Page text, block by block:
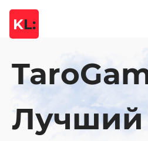
KL:
Лучший